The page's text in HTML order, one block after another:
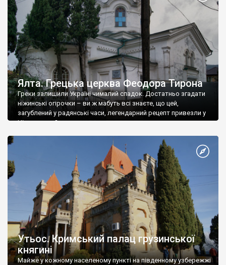
Ялта. Грецька церква Феодора Тирона
Греки залишили Україні чималий спадок. Достатньо згадати
ніжинські огірочки – ви ж мабуть всі знаєте, що цей,
загублений у радянські часи, легендарний рецепт привезли у
Ніжин греки?
Утьос. Кримський палац грузинської
княгині
Майже у кожному населеному пункті на південному узбережжі